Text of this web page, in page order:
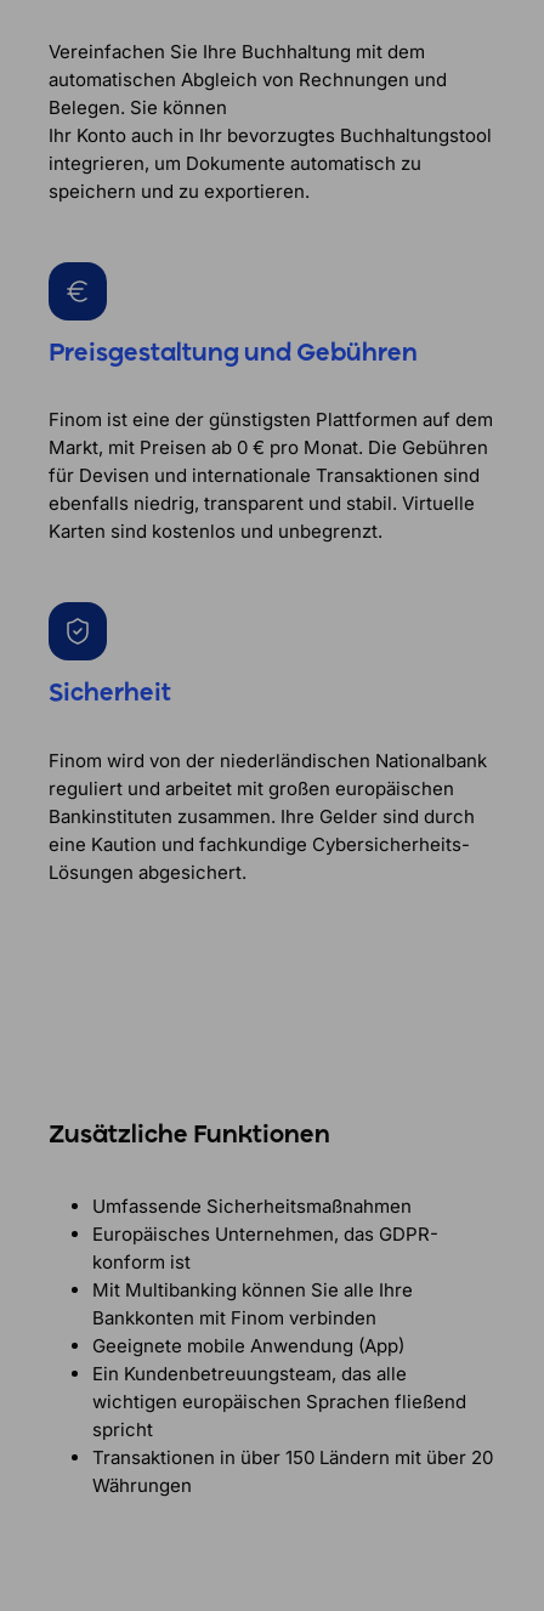
Vereinfachen Sie Ihre Buchhaltung mit dem
automatischen Abgleich von Rechnungen und
Belegen. Sie können
Ihr Konto auch in Ihr bevorzugtes Buchhaltungstool
integrieren, um Dokumente automatisch zu
speichern und zu exportieren.
Preisgestaltung und Gebühren
Finom ist eine der günstigsten Plattformen auf dem
Markt, mit Preisen ab 0 € pro Monat. Die Gebühren
für Devisen und internationale Transaktionen sind
ebenfalls niedrig, transparent und stabil. Virtuelle
Karten sind kostenlos und unbegrenzt.
Sicherheit
Finom wird von der niederländischen Nationalbank
reguliert und arbeitet mit großen europäischen
Bankinstituten zusammen. Ihre Gelder sind durch
eine Kaution und fachkundige Cybersicherheits-
Lösungen abgesichert.
Zusätzliche Funktionen
Umfassende Sicherheitsmaßnahmen
Europäisches Unternehmen, das GDPR-
konform ist
Mit Multibanking können Sie alle Ihre
Bankkonten mit Finom verbinden
Geeignete mobile Anwendung (App)
Ein Kundenbetreuungsteam, das alle
wichtigen europäischen Sprachen fließend
spricht
Transaktionen in über 150 Ländern mit über 20
Währungen